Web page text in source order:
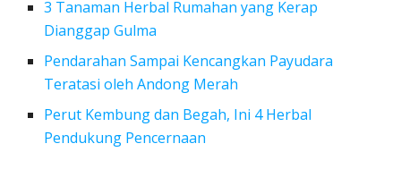
3 Tanaman Herbal Rumahan yang Kerap
Dianggap Gulma
Pendarahan Sampai Kencangkan Payudara
Teratasi oleh Andong Merah
Perut Kembung dan Begah, Ini 4 Herbal
Pendukung Pencernaan